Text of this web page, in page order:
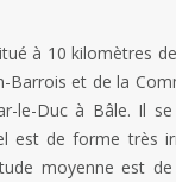
à 10 kilomètres
et de la
le-Duc à Bâle. Il
est de forme très
moyenne est